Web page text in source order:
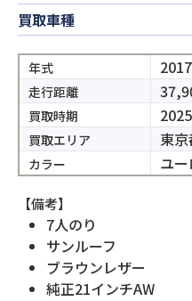
買取車種
年式
走行距離
買取時期
買取エリア 東
カラー ユ
【備考】
7人のり
サンルーフ
ブラウンレザー
純正21インチAW